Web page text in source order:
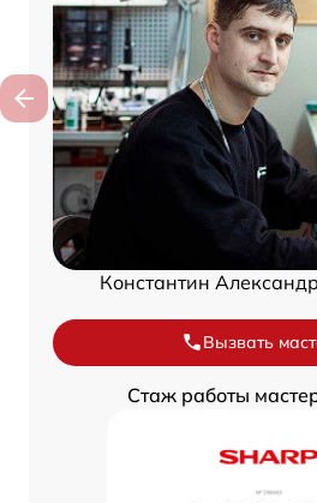
Константин
Вызвать
Стаж работы